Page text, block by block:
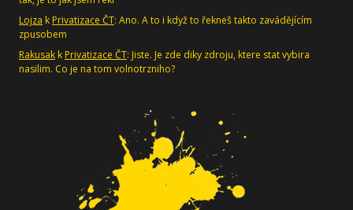
Lojza k Privatizace ČT: Ano. A to i když to řekneš takto zavádějícím
zpusobem
Rakusak k Privatizace ČT: Jiste. Je zde diky zdroju, ktere stat vybira
nasilim. Co je na tom volnotrzniho?